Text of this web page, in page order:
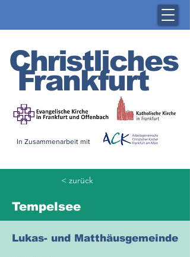
Christliches
Frankfurt
In Zusammenarbeit mit
< zurück
Tempelsee
Lukas- und Matthäusgemeinde